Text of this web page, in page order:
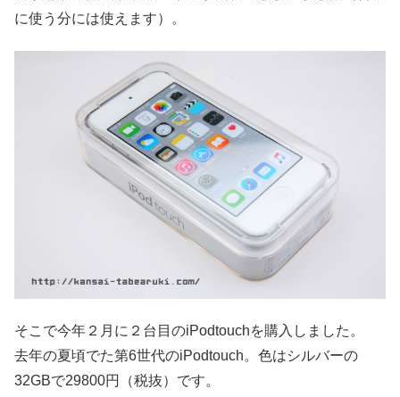
に使う分には使えます）。
そこで今年２月に２台目のiPodtouchを購入しました。
去年の夏頃でた第6世代のiPodtouch。色はシルバーの
32GBで29800円（税抜）です。